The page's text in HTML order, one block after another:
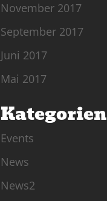
November 2017
September 2017
Juni 2017
Mai 2017
Kategorien
Events
News
News2